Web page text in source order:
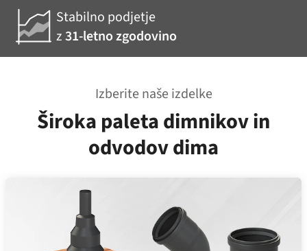
Stabilno podjetje
z31-letno zgodovino
Izberite naše izdelke
Široka paleta dimnikov in
odvodov dima